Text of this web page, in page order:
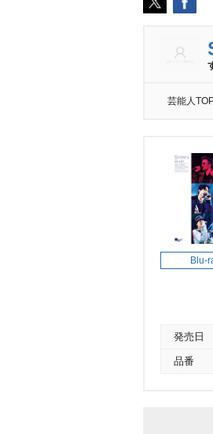
芸能人
Blu-
発売日
品番